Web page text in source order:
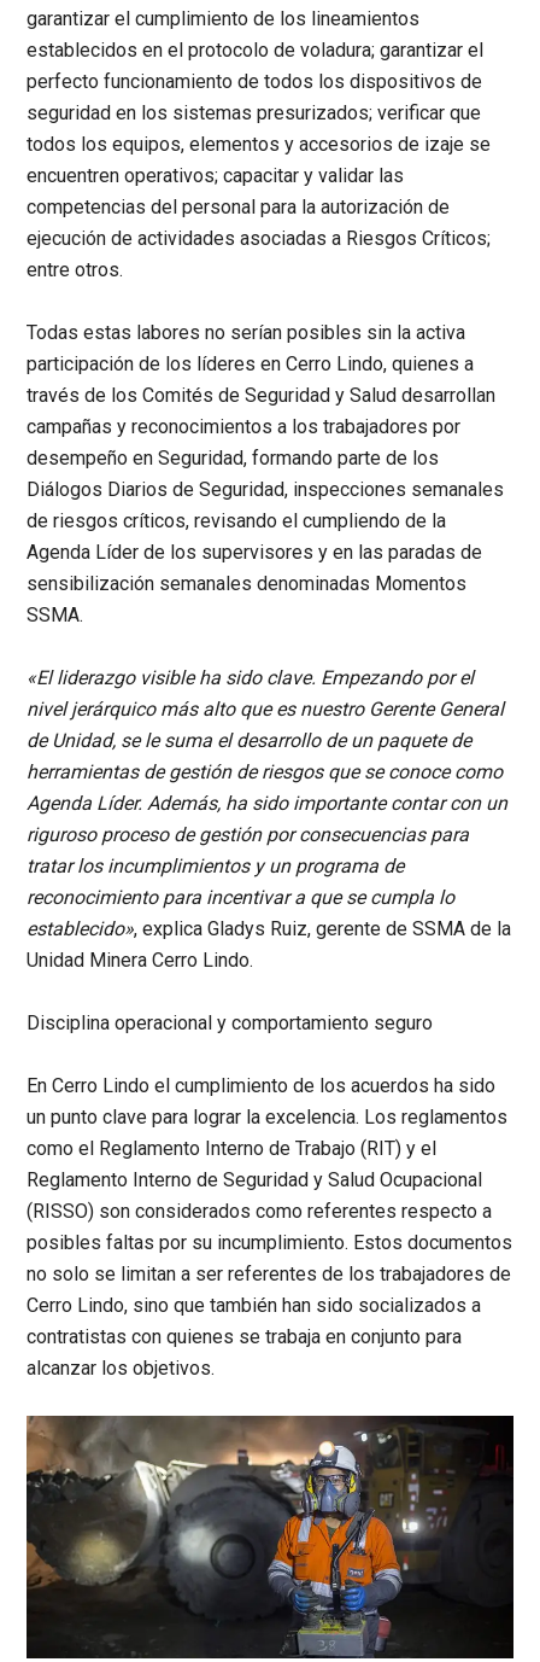
garantizar el cumplimiento de los lineamientos
establecidos en el protocolo de voladura; garantizar el
perfecto funcionamiento de todos los dispositivos de
seguridad en los sistemas presurizados; verificar que
todos los equipos, elementos y accesorios de izaje se
encuentren operativos; capacitar y validar las
competencias del personal para la autorización de
ejecución de actividades asociadas a Riesgos Críticos;
entre otros.
Todas estas labores no serían posibles sin la activa
participación de los líderes en Cerro Lindo, quienes a
través de los Comités de Seguridad y Salud desarrollan
campañas y reconocimientos a los trabajadores por
desempeño en Seguridad, formando parte de los
Diálogos Diarios de Seguridad, inspecciones semanales
de riesgos críticos, revisando el cumpliendo de la
Agenda Líder de los supervisores y en las paradas de
sensibilización semanales denominadas Momentos
SSMA.
«El liderazgo visible ha sido clave. Empezando por el
nivel jerárquico más alto que es nuestro Gerente General
de Unidad, se le suma el desarrollo de un paquete de
herramientas de gestión de riesgos que se conoce como
Agenda Líder. Además, ha sido importante contar con un
riguroso proceso de gestión por consecuencias para
tratar los incumplimientos y un programa de
reconocimiento para incentivar a que se cumpla lo
establecido», explicaGladys Ruiz, gerente de SSMA de la
Unidad Minera Cerro Lindo.
Disciplina operacional y comportamiento seguro
En Cerro Lindo el cumplimiento de los acuerdos ha sido
un punto clave para lograr la excelencia. Los reglamentos
como el Reglamento Interno de Trabajo (RIT) y el
Reglamento Interno de Seguridad y Salud Ocupacional
(RISSO) son considerados como referentes respecto a
posibles faltas por su incumplimiento. Estos documentos
no solo se limitan a ser referentes de los trabajadores de
Cerro Lindo, sino que también han sido socializados a
contratistas con quienes se trabaja en conjunto para
alcanzar los objetivos.